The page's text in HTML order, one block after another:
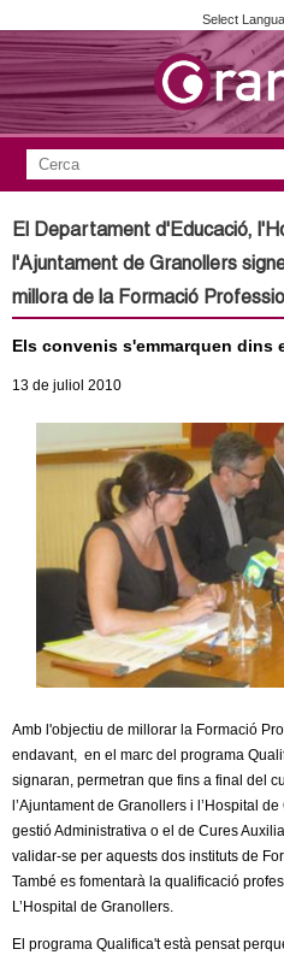
Vés
al
contingut
Select
u
n
e
G
a
n
F
o
r
m
u
l
a
c
a
El Departament d'Educació,
l'Ajuntament de Granollers
millora de la Formació
Els convenis s'emmarquen dins
13 de juliol 2010
Amb l'objectiu de millorar la Formació
endavant, en el marc del programa
signaran, permetran que fins a final del
l’Ajuntament de Granollers i l’Hospital
gestió Administrativa o el de Cures
validar-se per aquests dos instituts de
També es fomentarà la qualificació
L’Hospital de Granollers.
El programa Qualifica't està pensat